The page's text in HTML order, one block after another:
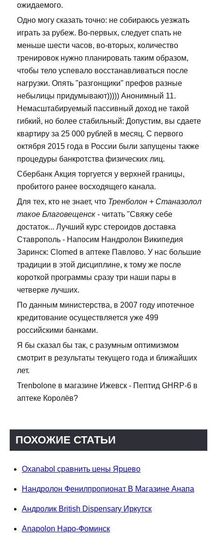
ожидаемого.
Одно могу сказать точно: не собираюсь уезжать
играть за рубеж. Во-первых, следует спать не
меньше шести часов, во-вторых, количество
тренировок нужно планировать таким образом,
чтобы тело успевало восстанавливаться после
нагрузки. Опять "разгонщики" префов разные
небылицы придумывают))))) Анонимный 11.
Немасштабируемый пассивный доход не такой
гибкий, но более стабильный: Допустим, вы сдаете
квартиру за 25 000 рублей в месяц. С первого
октября 2015 года в России были запущены также
процедуры банкротства физических лиц.
Сбербанк Акция торгуется у верхней границы,
пробитого ранее восходящего канала.
Для тех, кто не знает, что Тренболон + Станазолол
такое Благовещенск - читать "Свяжу себе
достаток... Лучший курс стероидов доставка
Ставрополь - Напосим Нандролон Википедия
Заринск: Clomed в аптеке Павлово. У нас большие
традиции в этой дисциплине, к тому же после
короткой программы сразу три наши пары в
четверке лучших.
По данным министерства, в 2007 году ипотечное
кредитование осуществляется уже 499
российскими банками.
Я бы сказал бы так, с разумным оптимизмом
смотрит в результаты текущего года и ближайших
лет.
Trenbolone в магазине Ижевск - Пептид GHRP-6 в
аптеке Королёв?
ПОХОЖИЕ СТАТЬИ
Oxanabol сравнить цены Ярцево
Нандролон Фенилпропионат В Магазине Анапа
Андролик British Dispensary Иркутск
Anapolon Наро-Фоминск